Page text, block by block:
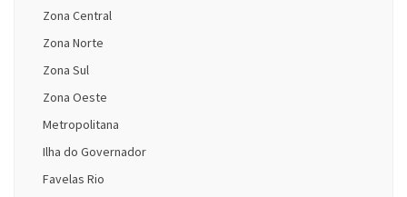
Zona Central
Zona Norte
Zona Sul
Zona Oeste
Metropolitana
Ilha do Governador
Favelas Rio